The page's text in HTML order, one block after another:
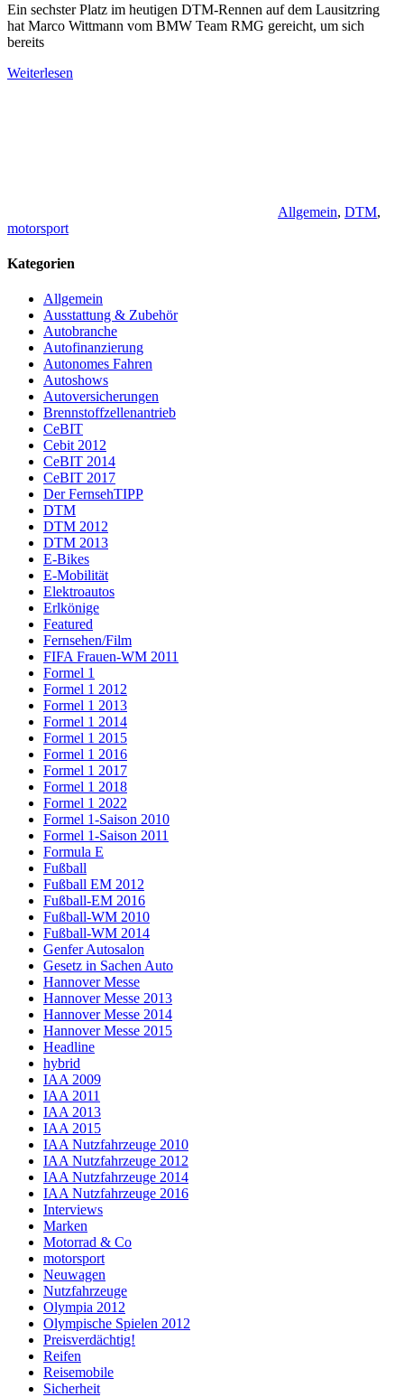
Ein sechster Platz im heutigen DTM-Rennen auf dem Lausitzring
hat Marco Wittmann vom BMW Team RMG gereicht, um sich
bereits
Weiterlesen
Allgemein, DTM,
motorsport
Kategorien
Allgemein
Ausstattung & Zubehör
Autobranche
Autofinanzierung
Autonomes Fahren
Autoshows
Autoversicherungen
Brennstoffzellenantrieb
CeBIT
Cebit 2012
CeBIT 2014
CeBIT 2017
Der FernsehTIPP
DTM
DTM 2012
DTM 2013
E-Bikes
E-Mobilität
Elektroautos
Erlkönige
Featured
Fernsehen/Film
FIFA Frauen-WM 2011
Formel 1
Formel 1 2012
Formel 1 2013
Formel 1 2014
Formel 1 2015
Formel 1 2016
Formel 1 2017
Formel 1 2018
Formel 1 2022
Formel 1-Saison 2010
Formel 1-Saison 2011
Formula E
Fußball
Fußball EM 2012
Fußball-EM 2016
Fußball-WM 2010
Fußball-WM 2014
Genfer Autosalon
Gesetz in Sachen Auto
Hannover Messe
Hannover Messe 2013
Hannover Messe 2014
Hannover Messe 2015
Headline
hybrid
IAA 2009
IAA 2011
IAA 2013
IAA 2015
IAA Nutzfahrzeuge 2010
IAA Nutzfahrzeuge 2012
IAA Nutzfahrzeuge 2014
IAA Nutzfahrzeuge 2016
Interviews
Marken
Motorrad & Co
motorsport
Neuwagen
Nutzfahrzeuge
Olympia 2012
Olympische Spielen 2012
Preisverdächtig!
Reifen
Reisemobile
Sicherheit